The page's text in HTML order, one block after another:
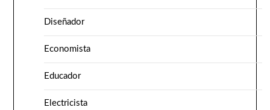
Diseñador
Economista
Educador
Electricista